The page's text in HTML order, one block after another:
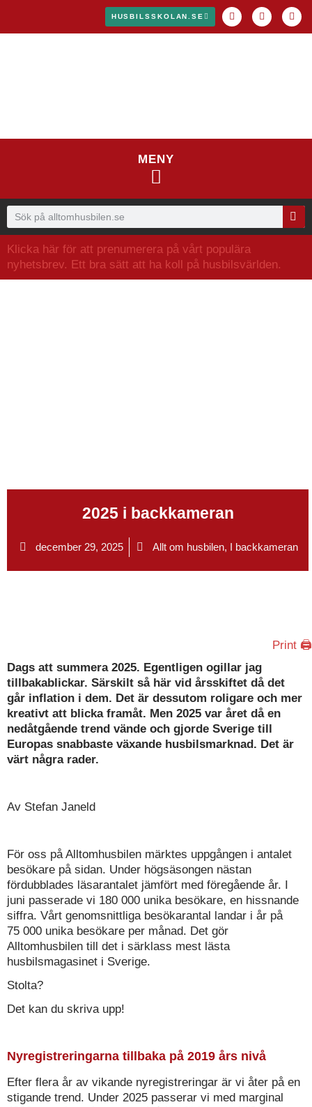
HUSBILSSKOLAN.SE
MENY
Klicka här för att prenumerera på vårt populära
nyhetsbrev. Ett bra sätt att ha koll på husbilsvärlden.
2025 i backkameran
december 29, 2025 Allt om husbilen, I backkameran
Print 🖨
Dags att summera 2025. Egentligen ogillar jag
tillbakablickar. Särskilt så här vid årsskiftet då det
går inflation i dem. Det är dessutom roligare och mer
kreativt att blicka framåt. Men 2025 var året då en
nedåtgående trend vände och gjorde Sverige till
Europas snabbaste växande husbilsmarknad. Det är
värt några rader.
Av Stefan Janeld
För oss på Alltomhusbilen märktes uppgången i antalet
besökare på sidan. Under högsäsongen nästan
fördubblades läsarantalet jämfört med föregående år. I
juni passerade vi 180 000 unika besökare, en hissnande
siffra. Vårt genomsnittliga besökarantal landar i år på
75 000 unika besökare per månad. Det gör
Alltomhusbilen till det i särklass mest lästa
husbilsmagasinet i Sverige.
Stolta?
Det kan du skriva upp!
Nyregistreringarna tillbaka på 2019 års nivå
Efter flera år av vikande nyregistreringar är vi åter på en
stigande trend. Under 2025 passerar vi med marginal